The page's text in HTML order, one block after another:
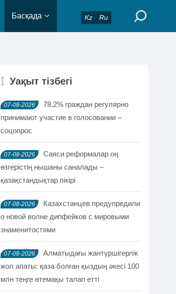
Kz Ru
Басқада
Уақыт тізбегі
07-08-2026
78,2% граждан регулярно
принимают участие в голосовании –
соцопрос
07-08-2026
Саяси реформалар оң
өзгерістің нышаны саналады –
қазақстандықтар пікірі
07-08-2026
Казахстанцев предупредили
о новой волне дипфейков с мировыми
знаменитостями
07-08-2026
Алматыдағы жантүршігерлік
жол апаты: қаза болған қыздың әкесі 100
млн теңге өтемақы талап етті